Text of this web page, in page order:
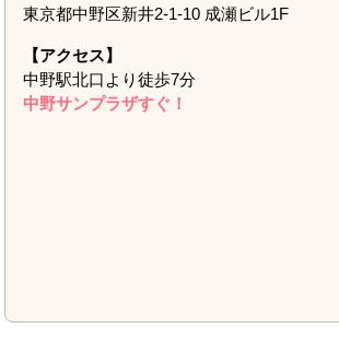
東京都中野区新井2-1-10 成瀬ビル1F
【アクセス】
中野駅北口より徒歩7分
中野サンプラザすぐ！